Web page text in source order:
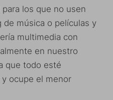
los que no usen
de música o películas y
multimedia con
en nuestro
que todo esté
ocupe el menor